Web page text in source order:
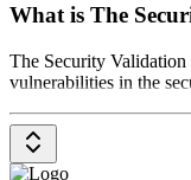
What is The
The Security
vulnerabilities in the